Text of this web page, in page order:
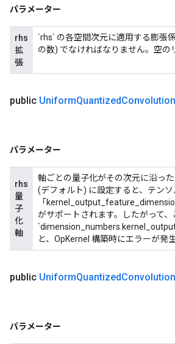
パラメーター
rhs
拡
張
`rhs` の各空間次元に適用する膨張
の数) でなければなりません。空
public UniformQuantizedConvolution
パラメーター
rhs
量
子
化
軸
軸ごとの量子化がその次元に沿っ
(デフォルト) に設定すると、テン
「
がサポートされます。したがって
と、OpKernel 構築時にエラーが発
public UniformQuantizedConvolution
パラメーター